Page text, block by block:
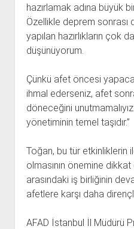
hazırlamak adına büyük
Özellikle deprem sonrası
yapılan hazırlıkların çok
düşünüyorum.
Çünkü afet öncesi
ihmal ederseniz, afet
döneceğini
yönetiminin temel taşıdır.”
Toğan, bu tür etkinliklerin
olmasının önemine
arasındaki iş birliğinin
afetlere karşı daha
AFAD İstanbul İl Müdürü